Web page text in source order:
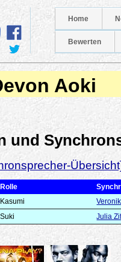
Home
Bewerten
Aoki
und
Rolle
Kasumi
Suki Julia